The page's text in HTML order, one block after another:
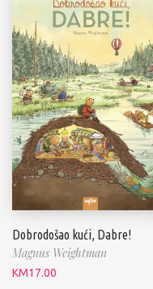
Dobrodošao kući, Dabre!
Magnus Weightman
KM17.00